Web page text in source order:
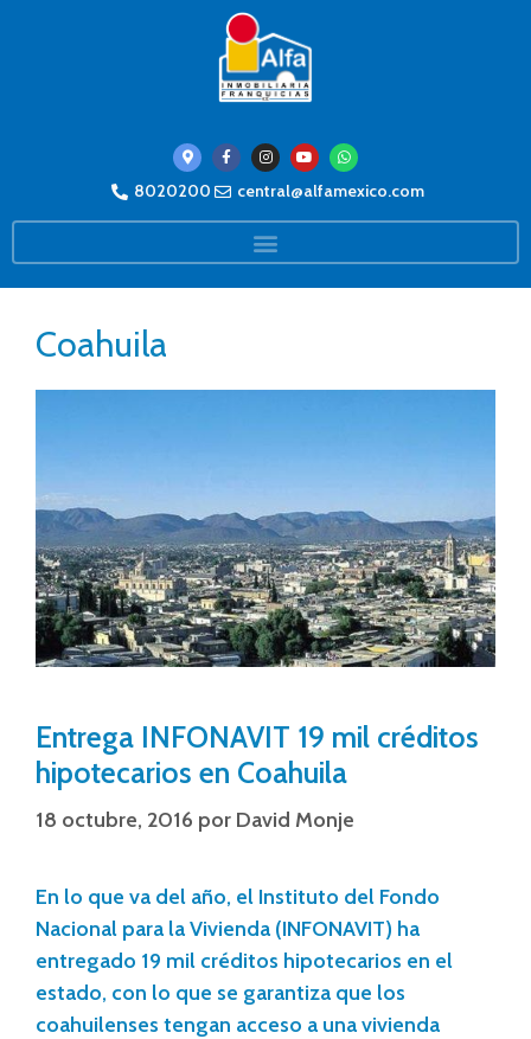
8020200 central@alfamexico.com
Coahuila
Entrega INFONAVIT 19 mil créditos
hipotecarios en Coahuila
18 octubre, 2016 por David Monje
En lo que va del año, el Instituto del Fondo
Nacional para la Vivienda (INFONAVIT) ha
entregado 19 mil créditos hipotecarios en el
estado, con lo que se garantiza que los
coahuilenses tengan acceso a una vivienda